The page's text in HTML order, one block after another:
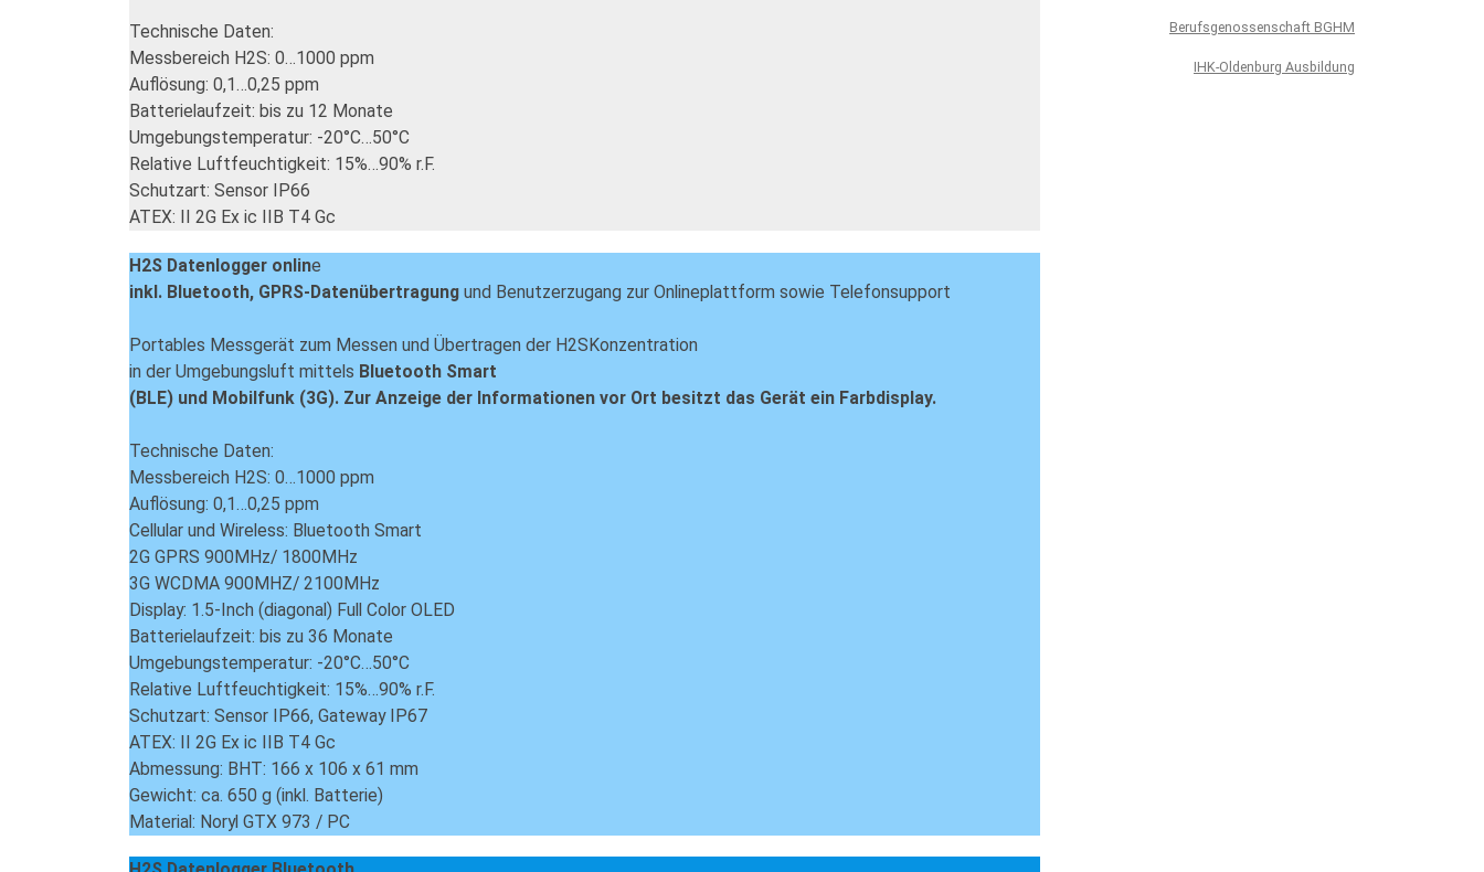
Technische Daten:
Messbereich H2S: 0…1000 ppm
Auflösung: 0,1…0,25 ppm
Batterielaufzeit: bis zu 12 Monate
Umgebungstemperatur: -20°C…50°C
Relative Luftfeuchtigkeit: 15%…90% r.F.
Schutzart: Sensor IP66
ATEX: II 2G Ex ic IIB T4 Gc
H2S Datenlogger online
inkl. Bluetooth, GPRS-Datenübertragung und Benutzerzugang zur Onlineplattform sowie Telefonsupport
Portables Messgerät zum Messen und Übertragen der H2SKonzentration
in der Umgebungsluft mittels Bluetooth Smart
(BLE) und Mobilfunk (3G). Zur Anzeige der Informationen vor Ort besitzt das Gerät ein Farbdisplay.
Technische Daten:
Messbereich H2S: 0…1000 ppm
Auflösung: 0,1…0,25 ppm
Cellular und Wireless: Bluetooth Smart
2G GPRS 900MHz/ 1800MHz
3G WCDMA 900MHZ/ 2100MHz
Display: 1.5-Inch (diagonal) Full Color OLED
Batterielaufzeit: bis zu 36 Monate
Umgebungstemperatur: -20°C…50°C
Relative Luftfeuchtigkeit: 15%…90% r.F.
Schutzart: Sensor IP66, Gateway IP67
ATEX: II 2G Ex ic IIB T4 Gc
Abmessung: BHT: 166 x 106 x 61 mm
Gewicht: ca. 650 g (inkl. Batterie)
Material: Noryl GTX 973 / PC
Berufsgenossenschaft BGHM
IHK-Oldenburg Ausbildung